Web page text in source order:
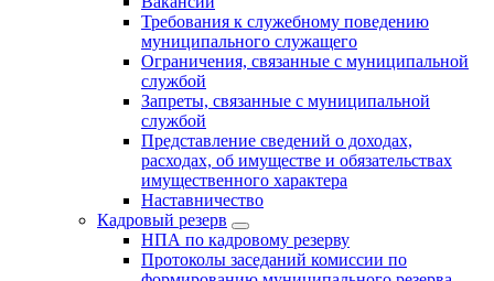
Требования к служебному поведению
муниципального служащего
Ограничения, связанные с муниципальной
службой
Запреты, связанные с муниципальной
службой
Представление сведений о доходах,
расходах, об имуществе и обязательствах
имущественного характера
Наставничество
Кадровый резерв
НПА по кадровому резерву
Протоколы заседаний комиссии по